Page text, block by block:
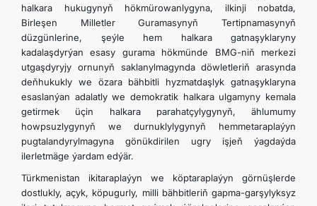
halkara hukugynyň hökmürowanlygyna, ilkinji nobatda,
Birleşen Milletler Guramasynyň Tertipnamasynyň
düzgünlerine, şeýle hem halkara gatnaşyklaryny
kadalaşdyrýan esasy gurama hökmünde BMG-niň merkezi
utgaşdyryjy ornunyň saklanylmagynda döwletleriň arasynda
deňhukukly we özara bähbitli hyzmatdaşlyk gatnaşyklaryna
esaslanýan adalatly we demokratik halkara ulgamyny kemala
getirmek üçin halkara parahatçylygynyň, ählumumy
howpsuzlygynyň we durnuklylygynyň hemmetaraplaýyn
pugtalandyrylmagyna gönükdirilen ugry işjeň ýagdaýda
ilerletmäge ýardam edýär.
Türkmenistan ikitaraplaýyn we köptaraplaýyn görnüşlerde
dostlukly, açyk, köpugurly, milli bähbitleriň gapma-garşylyksyz